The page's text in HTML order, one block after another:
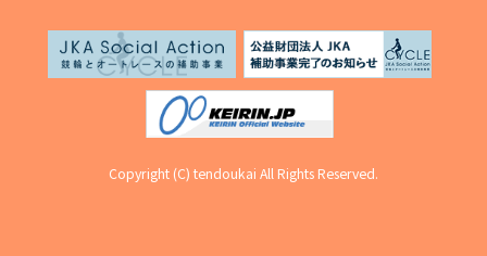
Copyright (C) tendoukai All Rights Reserved.